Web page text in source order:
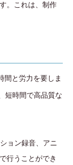
。これは、制作
間と労力を要しま
短時間で高品質な
ョン録音、アニ
行うことができ